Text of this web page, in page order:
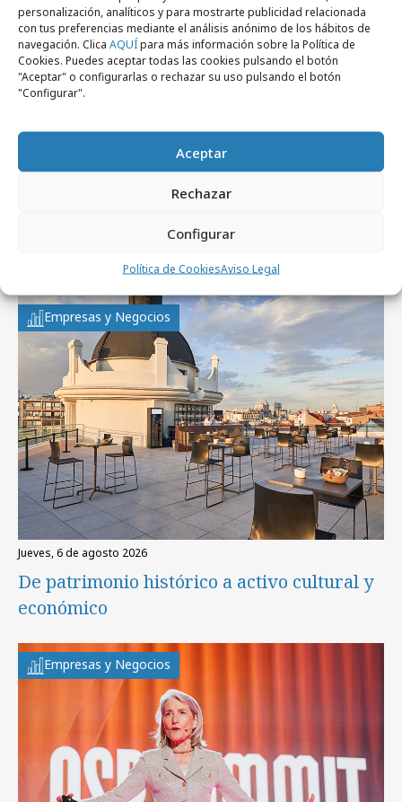
personalización, analíticos y para mostrarte publicidad relacionada
con tus preferencias mediante el análisis anónimo de los hábitos de
navegación. Clica AQUÍpara más información sobre la Política de
Cookies. Puedes aceptar todas las cookies pulsando el botón
"Aceptar" o configurarlas o rechazar su uso pulsando el botón
"Configurar".
Aceptar
Rechazar
Configurar
Política de CookiesAviso Legal
lunes, 28 de julio 2014
YuMe optimiza el vídeo multipantalla
Artículos recientes
Empresas y Negocios
jueves, 6 de agosto 2026
De patrimonio histórico a activo cultural y
económico
Empresas y Negocios